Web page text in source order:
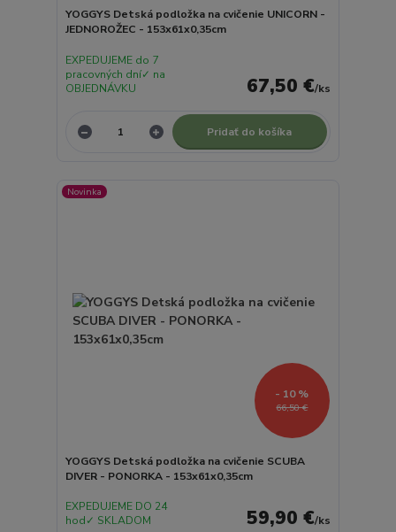
YOGGYS Detská podložka na cvičenie UNICORN -
JEDNOROŽEC - 153x61x0,35cm
67,50 €/ks
EXPEDUJEME do 7
pracovných dní✓ na
OBJEDNÁVKU
Pridať do košíka
Novinka
66,50 €
- 10 %
YOGGYS Detská podložka na cvičenie SCUBA
DIVER - PONORKA - 153x61x0,35cm
59,90 €/ks
EXPEDUJEME DO 24
hod✓ SKLADOM